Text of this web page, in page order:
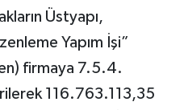
Üstyapı,
Yapım İşi”
firmaya 7.5.4.
116.763.113,35